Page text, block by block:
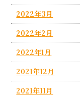
2022年3月
2022年2月
2022年1月
2021年12月
2021年11月